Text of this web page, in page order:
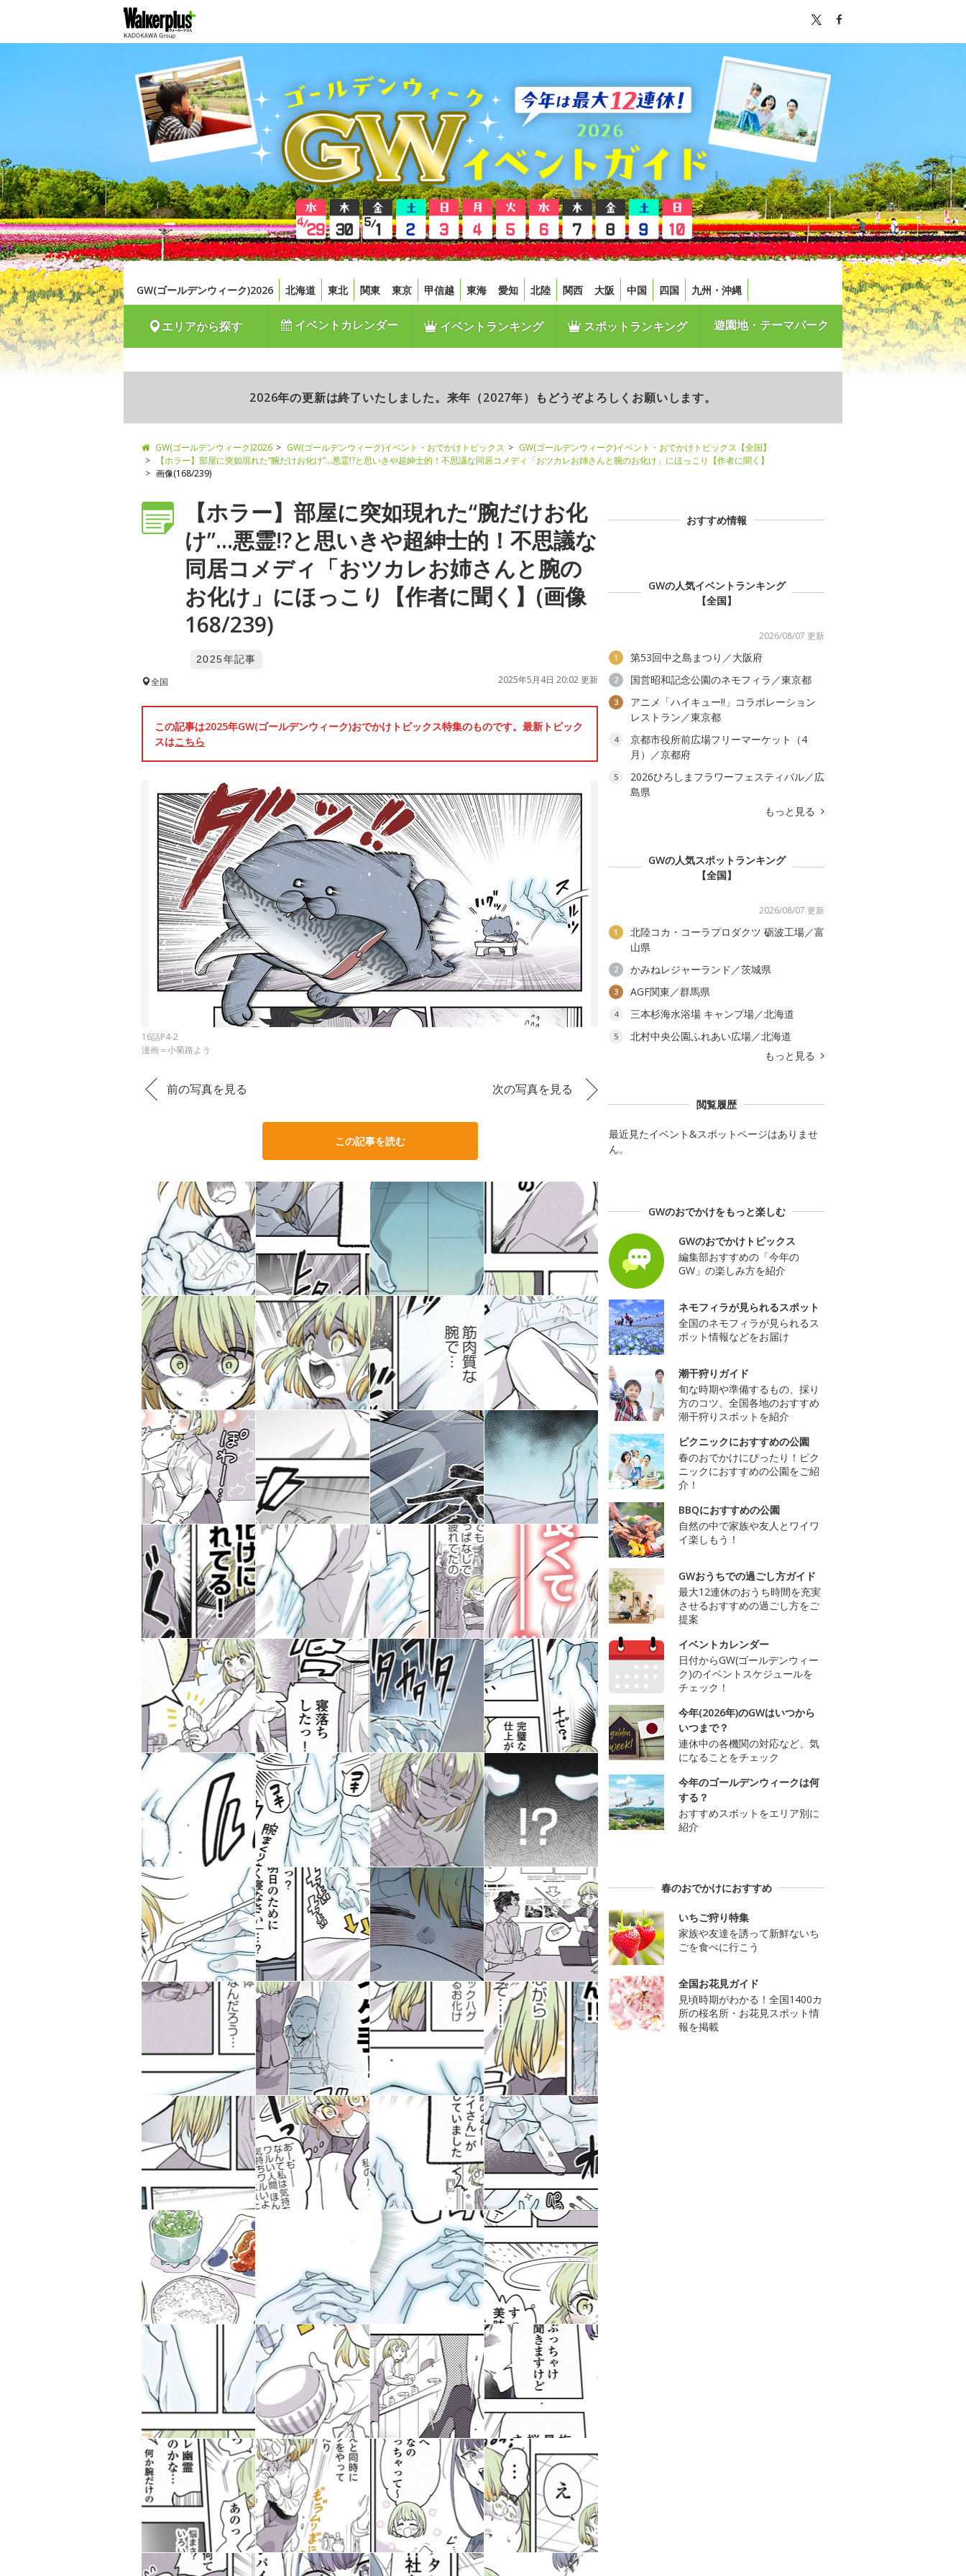
GW(ゴールデンウィーク)2026 北海道 東北 関東 東京 甲信越 東海 愛知 北陸 関西 大阪 中国 四国 九州・沖縄
エリアから探す イベントカレンダー イベントランキング スポットランキング 遊園地・テーマパーク
2026年の更新は終了いたしました。来年（2027年）もどうぞよろしくお願いします。
GW(ゴールデンウィーク)2026 GW(ゴールデンウィーク)イベント・おでかけトピックス
GW(ゴールデンウィーク)イベント・おでかけトピックス【全国】
【ホラー】部屋に突如現れた“腕だけお化け”…悪霊!?と思いきや超紳士的！不思議な同居コメディ「おツカレお姉さんと腕のお化け」にほっこり【作者に聞く】
画像(168/239)
【ホラー】部屋に突如現れた“腕だけお化
け”…悪霊!?と思いきや超紳士的！不思議な
同居コメディ「おツカレお姉さんと腕の
お化け」にほっこり【作者に聞く】(画像
168/239)
2025年記事
全国 2025年5月4日 20:02 更新
この記事は2025年GW(ゴールデンウィーク)おでかけトピックス特集のものです。最新トピック
スはこちら
16話P4-2
漫画＝小菊路よう
前の写真を見る 次の写真を見る
この記事を読む
おすすめ情報
GWの人気イベントランキング
【全国】
2026/08/07 更新
1 第53回中之島まつり／大阪府
2 国営昭和記念公園のネモフィラ／東京都
3
アニメ「ハイキュー!!」コラボレーション
レストラン／東京都
4
京都市役所前広場フリーマーケット（4
月）／京都府
5
2026ひろしまフラワーフェスティバル／広
島県
もっと見る
GWの人気スポットランキング
【全国】
2026/08/07 更新
1
北陸コカ・コーラプロダクツ 砺波工場／富
山県
2 かみねレジャーランド／茨城県
3 AGF関東／群馬県
4 三本杉海水浴場 キャンプ場／北海道
5
北村中央公園ふれあい広場／北海道
もっと見る
閲覧履歴
最近見たイベント&スポットページはありませ
ん。
GWのおでかけをもっと楽しむ
GWのおでかけトピックス
編集部おすすめの「今年の
GW」の楽しみ方を紹介
ネモフィラが見られるスポット
全国のネモフィラが見られるス
ポット情報などをお届け
潮干狩りガイド
旬な時期や準備するもの、採り
方のコツ、全国各地のおすすめ
潮干狩りスポットを紹介
ピクニックにおすすめの公園
春のおでかけにぴったり！ピク
ニックにおすすめの公園をご紹
介！
BBQにおすすめの公園
自然の中で家族や友人とワイワ
イ楽しもう！
GWおうちでの過ごし方ガイド
最大12連休のおうち時間を充実
させるおすすめの過ごし方をご
提案
イベントカレンダー
日付からGW(ゴールデンウィー
ク)のイベントスケジュールを
チェック！
今年(2026年)のGWはいつから
いつまで？
連休中の各機関の対応など、気
になることをチェック
今年のゴールデンウィークは何
する？
おすすめスポットをエリア別に
紹介
春のおでかけにおすすめ
いちご狩り特集
家族や友達を誘って新鮮ないち
ごを食べに行こう
全国お花見ガイド
見頃時期がわかる！全国1400カ
所の桜名所・お花見スポット情
報を掲載